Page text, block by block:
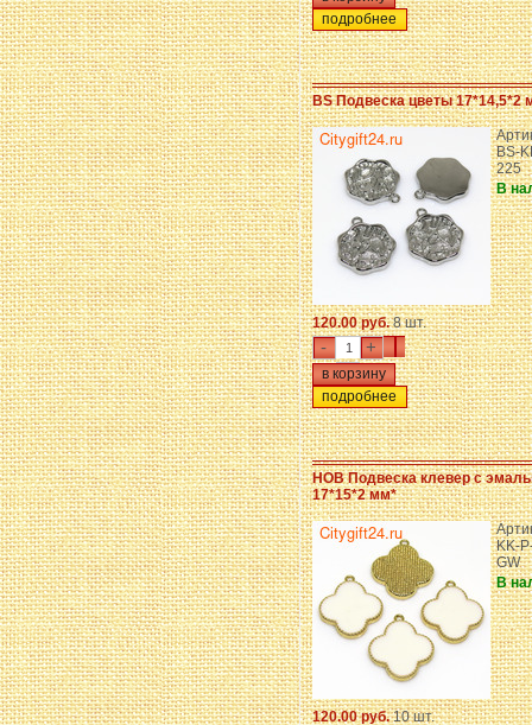
подробнее
BS Подвеска цветы 17*14,5*2
BS-
225
В
120.00 руб.8 шт.
- +
подробнее
HOB Подвеска клевер с
17*15*2 мм*
KK-
GW
В
120.00 руб.10 шт.